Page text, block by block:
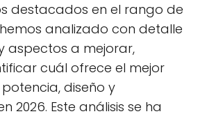
destacados en el rango de
hemos analizado con detalle
aspectos a mejorar,
cuál ofrece el mejor
diseño y
2026. Este análisis se ha